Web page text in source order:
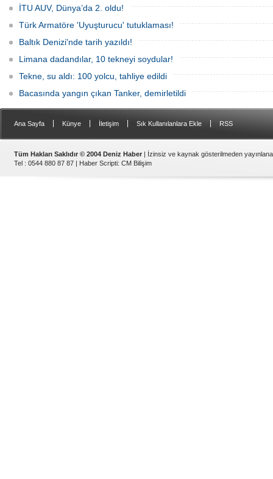
İTU AUV, Dünya’da 2. oldu!
Türk Armatöre 'Uyuşturucu' tutuklaması!
Baltık Denizi'nde tarih yazıldı!
Limana dadandılar, 10 tekneyi soydular!
Tekne, su aldı: 100 yolcu, tahliye edildi
Bacasında yangın çıkan Tanker, demirletildi
Ana Sayfa Künye İletişim Sık Kullanılanlara Ekle RSS
Tüm Hakları Saklıdır © 2004 Deniz Haber | İzinsiz ve kaynak gösterilmeden
Tel : 0544 880 87 87 | Haber Scripti: CM Bilişim